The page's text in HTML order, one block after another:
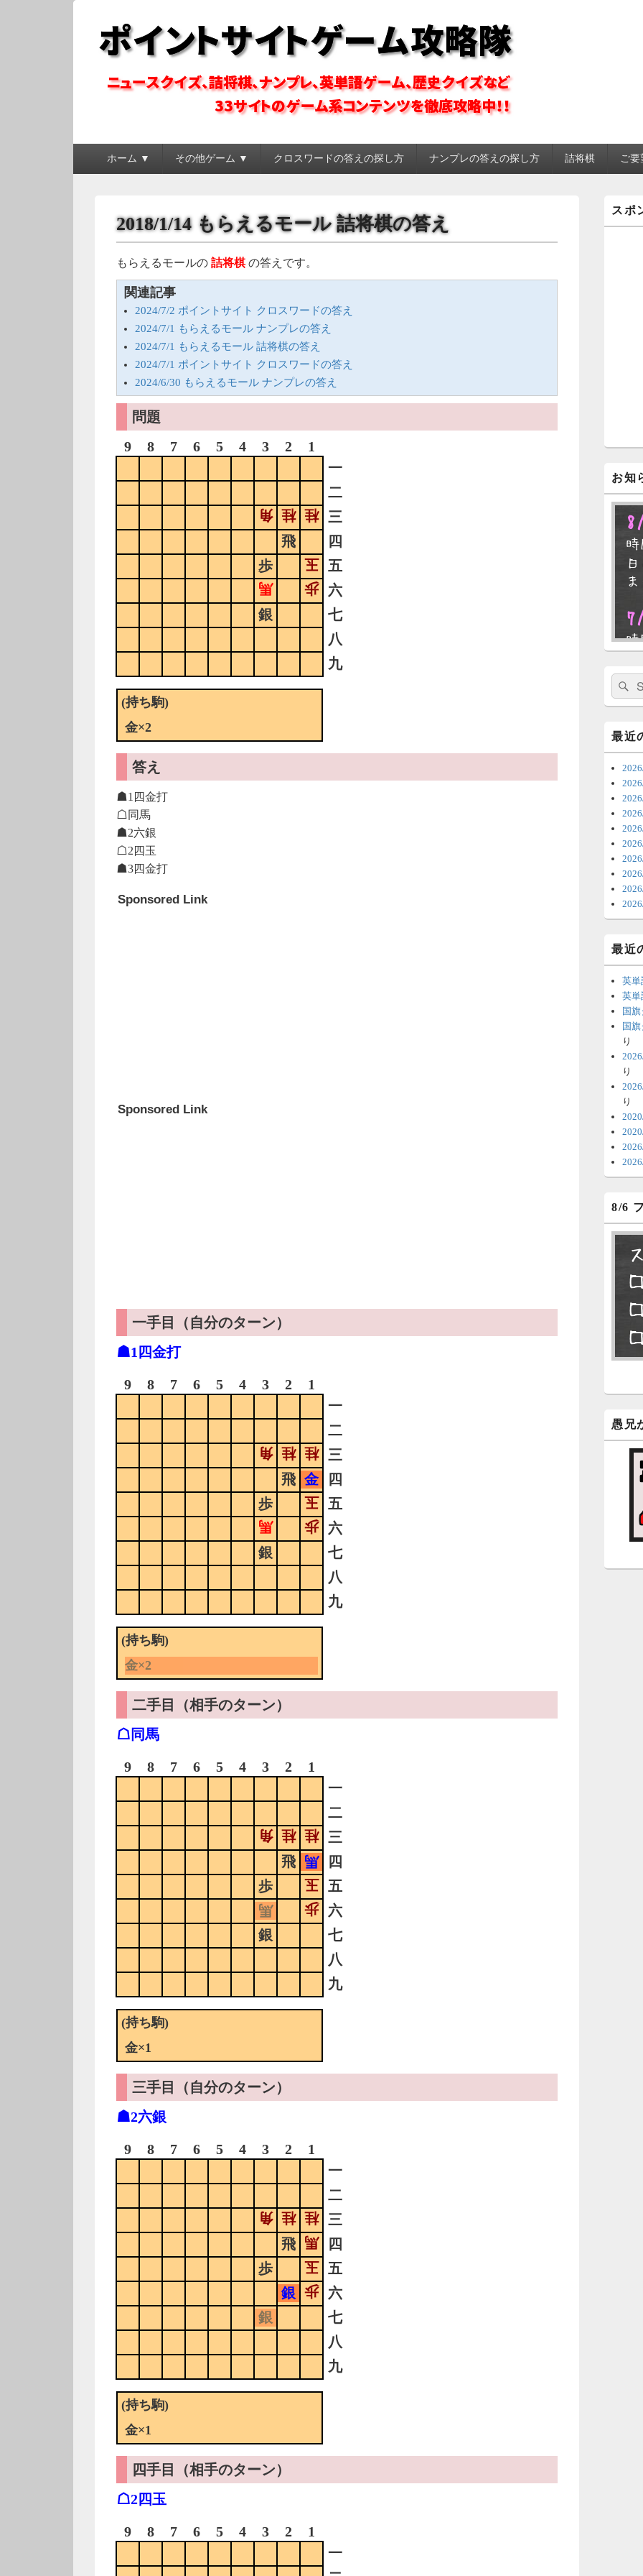
ポイントサイトゲーム攻略隊
ホーム ▼ その他ゲーム ▼ クロスワードの答えの探し方 ナンプレの答えの探し方 詰将棋 ご
2018/1/14 もらえるモール 詰将棋の答え
もらえるモールの 詰将棋 の答えです。
関連記事
2024/7/2 ポイントサイト クロスワードの答え
2024/7/1 もらえるモール ナンプレの答え
2024/7/1 もらえるモール 詰将棋の答え
2024/7/1 ポイントサイト クロスワードの答え
2024/6/30 もらえるモール ナンプレの答え
問題
9
8 7 6 5 4 3 2
1
一
二
角 桂 桂
三
飛
四
歩
玉
五
馬
歩
六
銀
七
八
九
(持ち駒)
金×2
答え
☗1四金打
☖同馬
☗2六銀
☖2四玉
☗3四金打
Sponsored Link
Sponsored Link
一手目（自分のターン）
☗1四金打
9 8 7 6 5 4 3 2
1
一
二
角 桂 桂
三
飛 金
四
歩
玉
五
馬
歩
六
銀
七
八
九
(持ち駒)
金×2
二手目（相手のターン）
☖同馬
9 8 7 6 5 4 3 2
1
一
二
角 桂 桂
三
飛 馬
四
歩
玉
五
馬
歩
六
銀
七
八
九
(持ち駒)
金×1
三手目（自分のターン）
☗2六銀
9 8 7 6 5 4 3 2
1
一
二
角 桂 桂
三
飛 馬
四
歩
玉
五
銀 歩
六
銀
七
八
九
(持ち駒)
金×1
四手目（相手のターン）
☖2四玉
9 8 7 6 5 4 3 2
1
一
イ
ン
スポ
お知
時
ま
時
ま
ち
ナ
更
っ
い
時
ま
V
の
明
新
検
索:
検
索
最近
最近
英単
英単
国
国
り
り
り
8/6
愚兄